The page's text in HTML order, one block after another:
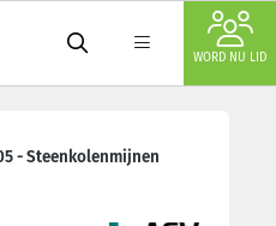
WORD NU LID
- Steenkolenmijnen